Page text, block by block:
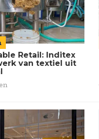
Retail: Inditex
van textiel uit